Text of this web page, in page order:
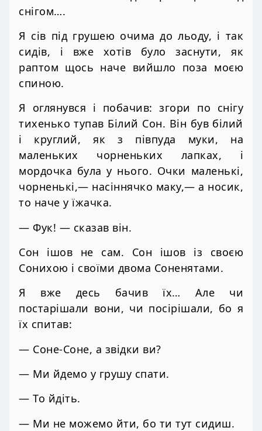
снігом….
Я сів під грушею очима до льоду, і так
сидів, і вже хотів було заснути, як
раптом щось наче вийшло поза моєю
спиною.
Я оглянувся і побачив: згори по снігу
тихенько тупав Білий Сон. Він був білий
і круглий, як з півпуда муки, на
маленьких чорненьких лапках, і
мордочка була у нього. Очки маленькі,
чорненькі,— насіннячко маку,— а носик,
то наче у їжачка.
— Фук! — сказав він.
Сон ішов не сам. Сон ішов із своєю
Сонихою і своїми двома Соненятами.
Я вже десь бачив їх… Але чи
постарішали вони, чи посірішали, бо я
їх спитав:
— Соне-Соне, а звідки ви?
— Ми йдемо у грушу спати.
— То йдіть.
— Ми не можемо йти, бо ти тут сидиш.